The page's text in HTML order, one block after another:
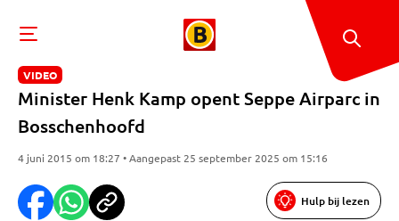
VIDEO
Minister Henk Kamp opent Seppe Airparc in
Bosschenhoofd
4 juni 2015 om 18:27 • Aangepast 25 september 2025 om 15:16
Hulp bij lezen